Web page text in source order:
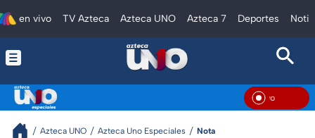
en vivo TV Azteca Azteca UNO Azteca 7 Deportes
En
Azteca UNO Azteca Uno Especiales Nota